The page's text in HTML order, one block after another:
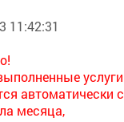
11:42:31
услуги
автоматически с
месяца,